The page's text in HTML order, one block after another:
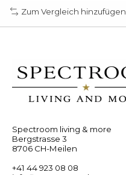
Zum Vergleich hinzufügen
Spectroom living & more
Bergstrasse 3
8706 CH-Meilen
+41 44 923 08 08